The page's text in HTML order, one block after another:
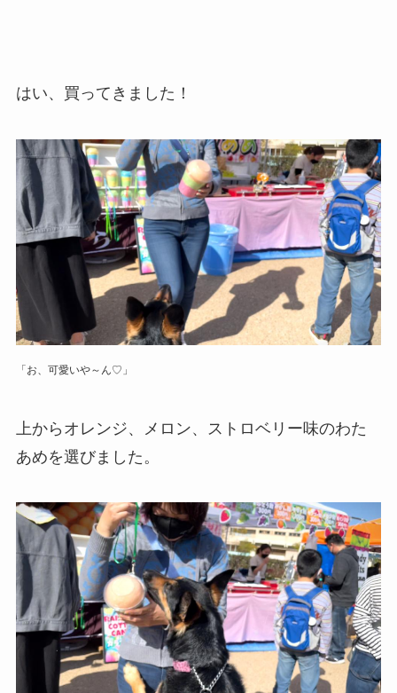
はい、買ってきました！
「お、可愛いや～ん♡」
上からオレンジ、メロン、ストロベリー味のわた
あめを選びました。